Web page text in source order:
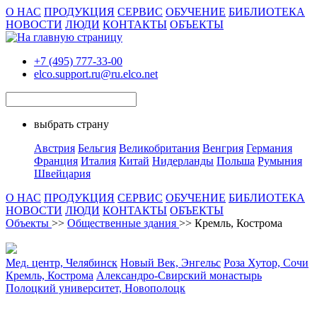
О НАС ПРОДУКЦИЯ СЕРВИС ОБУЧЕНИЕ БИБЛИОТЕКА
НОВОСТИ ЛЮДИ КОНТАКТЫ ОБЪЕКТЫ
+7 (495) 777-33-00
elco.support.ru@ru.elco.net
выбрать страну
Австрия Бельгия Великобритания Венгрия Германия
Франция Италия Китай Нидерланды Польша Румыния
Швейцария
О НАС ПРОДУКЦИЯ СЕРВИС ОБУЧЕНИЕ БИБЛИОТЕКА
НОВОСТИ ЛЮДИ КОНТАКТЫ ОБЪЕКТЫ
Объекты >> Общественные здания >> Кремль, Кострома
Мед. центр, Челябинск Новый Век, Энгельс Роза Хутор, Сочи
Кремль, Кострома Александро-Свирский монастырь
Полоцкий университет, Новополоцк